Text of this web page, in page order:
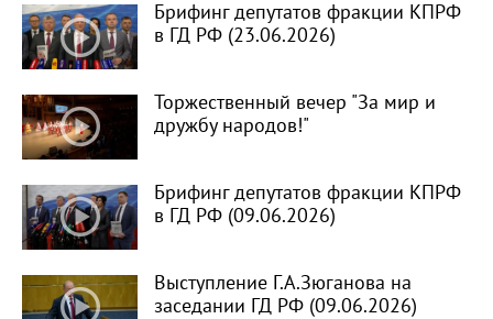
Брифинг депутатов фракции КПРФ
в ГД РФ (23.06.2026)
Торжественный вечер "За мир и
дружбу народов!"
Брифинг депутатов фракции КПРФ
в ГД РФ (09.06.2026)
Выступление Г.А.Зюганова на
заседании ГД РФ (09.06.2026)